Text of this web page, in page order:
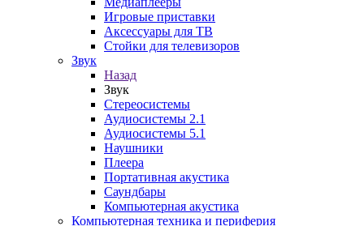
Игровые приставки
Аксессуары для ТВ
Стойки для телевизоров
Звук
Назад
Звук
Стереосистемы
Аудиосистемы 2.1
Аудиосистемы 5.1
Наушники
Плеера
Портативная акустика
Саундбары
Компьютерная акустика
Компьютерная техника и периферия